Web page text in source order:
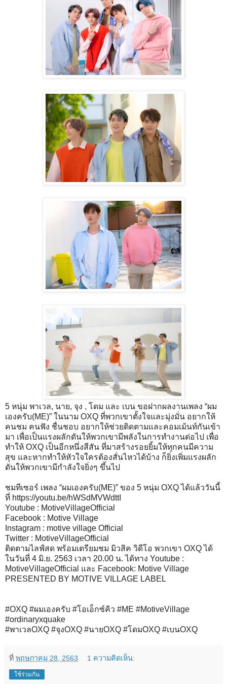
5 หนุ่ม พาเวล, นาย, จุง , โดม และ เบน ขอฝากผลงานเพลง “ผม
เองครับ(ME)” ในนาม OXQ ที่พวกเขาตั้งใจและมุ่งมั่น อยากให้
คนชม คนฟัง ชื่นชอบ อยากให้ช่วยติดตามและคอมเม้นท์กันเข้า
มา เพื่อเป็นแรงผลักดันให้พวกเขามีพลังในการทำงานต่อไป เพื่อ
ทำให้ OXQ เป็นอีกหนึ่งสีสัน ที่มาสร้างรอยยิ้มให้ทุกคนมีความ
สุข และหากทำให้หัวใจใครต้องสั่นไหวได้บ้าง ก็ยิ่งเพิ่มแรงผลัก
ดันให้พวกเขามีกำลังใจยิ่งๆ ขึ้นไป
ชมทีเซอร์ เพลง “ผมเองครับ(ME)” ของ 5 หนุ่ม OXQ ได้แล้ววันนี้
ที่ https://youtu.be/hWSdMVWdttI
Youtube : MotiveVillageOfficial
Facebook : Motive Village
Instagram : motive village Official
Twitter : MotiveVillageOfficial
ติดตามไลฟ์สด พร้อมเตรียมชม มิวสิค วิดีโอ พวกเขา OXQ ได้
ในวันที่ 4 มิ.ย. 2563 เวลา 20.00 น. ได้ทาง Youtube :
MotiveVillageOfficial และ Facebook: Motive Village
PRESENTED BY MOTIVE VILLAGE LABEL
#OXQ #ผมเองครับ #โอเอ็กซ์คิว #ME #MotiveVillage
#ordinaryxquake
#พาเวลOXQ #จุงOXQ #นายOXQ #โดมOXQ #เบนOXQ
ที่ พฤษภาคม 28, 2563 1 ความคิดเห็น:
ใช้ร่วมกัน